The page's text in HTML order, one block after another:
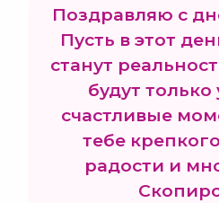
Поздравляю с
Пусть в этот
станут
будут
счастливые
тебе
радости и